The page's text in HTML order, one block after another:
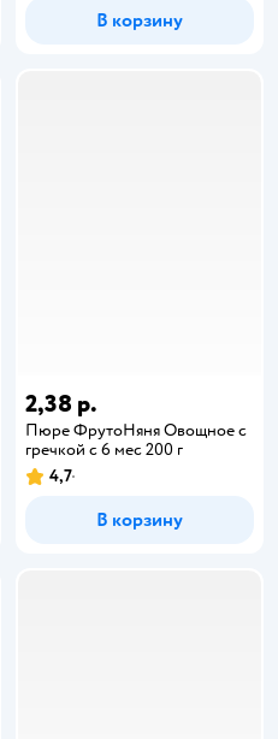
В корзину
2,38 р.
Пюре ФрутоНяня Овощное с
гречкой с 6 мес 200 г
4,7
В корзину